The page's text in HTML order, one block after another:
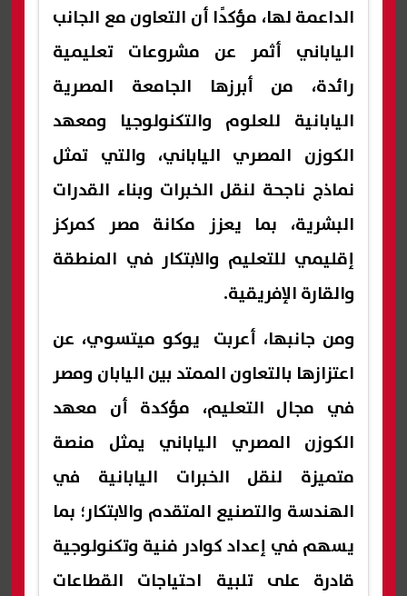
الداعمة لها، مؤكدًا أن التعاون مع الجانب
الياباني أثمر عن مشروعات تعليمية
رائدة، من أبرزها الجامعة المصرية
اليابانية للعلوم والتكنولوجيا ومعهد
الكوزن المصري الياباني، والتي تمثل
نماذج ناجحة لنقل الخبرات وبناء القدرات
البشرية، بما يعزز مكانة مصر كمركز
إقليمي للتعليم والابتكار في المنطقة
والقارة الإفريقية.
ومن جانبها، أعربت يوكو ميتسوي، عن
اعتزازها بالتعاون الممتد بين اليابان ومصر
في مجال التعليم، مؤكدة أن معهد
الكوزن المصري الياباني يمثل منصة
متميزة لنقل الخبرات اليابانية في
الهندسة والتصنيع المتقدم والابتكار؛ بما
يسهم في إعداد كوادر فنية وتكنولوجية
قادرة على تلبية احتياجات القطاعات